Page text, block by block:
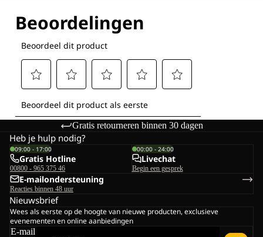
Gratis retourneren binnen 30 dagen
Heb je hulp nodig?
09:00 - 17:00
Gratis Hotline
00800 - 965 375 46
00:00 - 24:00
Livechat
Begin een gesprek
E-mailondersteuning
Reacties binnen 48 uur
Nieuwsbrief
Wees als eerste op de hoogte van nieuwe producten, exclusieve
evenementen en online aanbiedingen
E-mail